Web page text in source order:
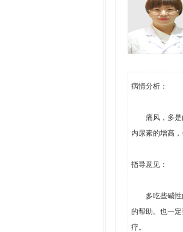
病情分析：
痛风，多是由
内尿素的增高
指导意见：
多吃些碱性的
的帮助。也一
疗。